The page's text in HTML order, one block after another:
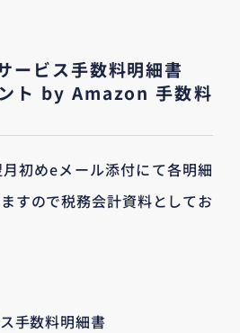
ービス手数料明細書
ト by Amazon 手数料
初めeメール添付にて各明細
すので税務会計資料としてお
手数料明細書